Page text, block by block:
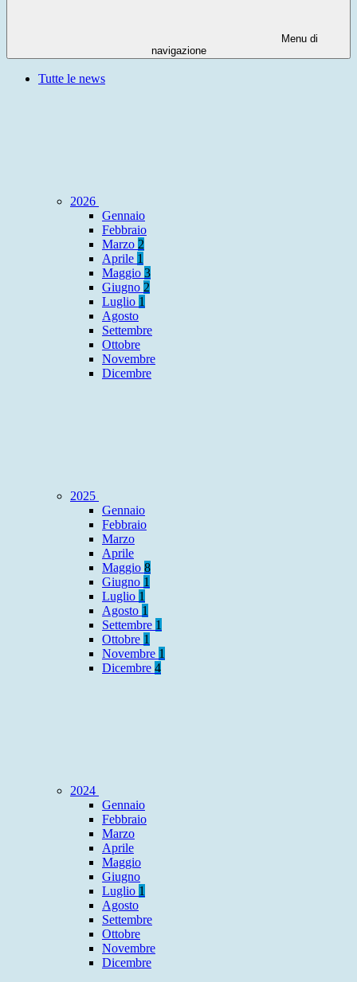
Menu di
navigazione
Tutte le news
2026
Gennaio
Febbraio
Marzo 2
Aprile 1
Maggio 3
Giugno 2
Luglio 1
Agosto
Settembre
Ottobre
Novembre
Dicembre
2025
Gennaio
Febbraio
Marzo
Aprile
Maggio 8
Giugno 1
Luglio 1
Agosto 1
Settembre 1
Ottobre 1
Novembre 1
Dicembre 4
2024
Gennaio
Febbraio
Marzo
Aprile
Maggio
Giugno
Luglio 1
Agosto
Settembre
Ottobre
Novembre
Dicembre